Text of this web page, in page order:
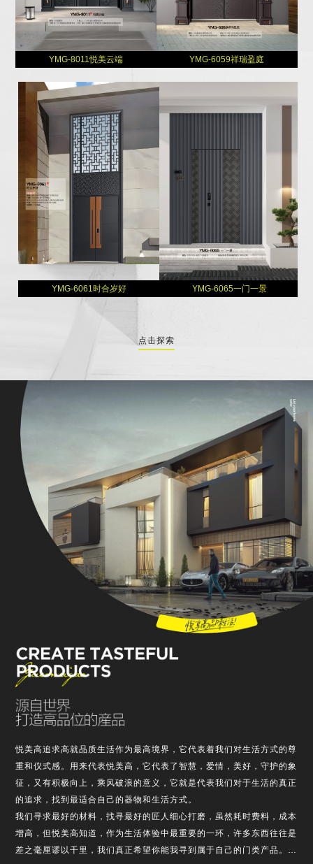
YMG-8011悦美云端 YMG-6059祥瑞盈庭
YMG-6061时合岁好 YMG-6065一门一景
点击探索
悦美高追求高就品质生活作为最高境界，它代表着我们对生活方式的尊
重和仪式感。用来代表悦美高，它代表了智慧，爱情，美好，守护的象
征，又有积极向上，乘风破浪的意义，它就是代表我们对于生活的真正
的追求，找到最适合自己的器物和生活方式。
我们寻求最好的材料，找寻最好的匠人细心打磨，虽然耗时费料，成本
增高，但悦美高知道，作为生活体验中最重要的一环，许多东西往往是
差之毫厘谬以干里，我们真正希望你能我寻到属于自己的门类产品。